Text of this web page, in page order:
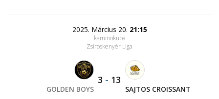
2025. Március 20. 21:15
kaminokupa
Zsíroskenyér Liga
GOLDEN BOYS
3 - 13
SAJTOS CROISSANT